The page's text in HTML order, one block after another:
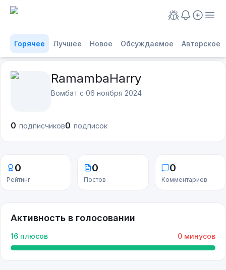
Горячее Лучшее Новое Обсуждаемое Авторское
RamambaHarry
Вомбат с 06 ноября 2024
0 подписчиков0 подписок
0
Рейтинг
0
Постов
0
Комментариев
Активность в голосовании
16 плюсов 0 минусов